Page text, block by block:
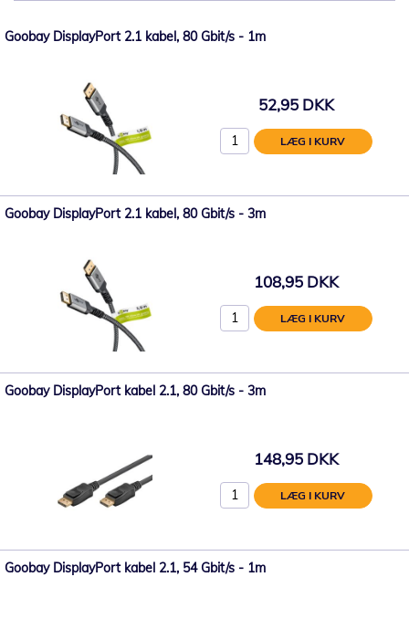
Goobay DisplayPort 2.1 kabel, 80 Gbit/s - 1m
52,95 DKK
LÆG I KURV
Goobay DisplayPort 2.1 kabel, 80 Gbit/s - 3m
108,95 DKK
LÆG I KURV
Goobay DisplayPort kabel 2.1, 80 Gbit/s - 3m
148,95 DKK
LÆG I KURV
Goobay DisplayPort kabel 2.1, 54 Gbit/s - 1m